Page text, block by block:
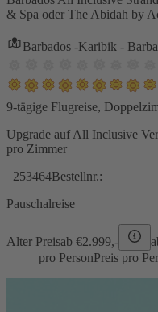
& Spa oder The Abidah by
Barbados -Karibik -
9-tägige Flugreise,
Upgrade auf All Inclusive
pro Zimmer
253464Bestellnr.:
Pauschalreise
Alter Preisab €2.999,-
pro PersonPreis pro